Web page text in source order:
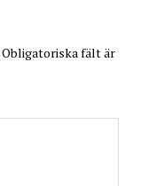
Obligatoriska fält är